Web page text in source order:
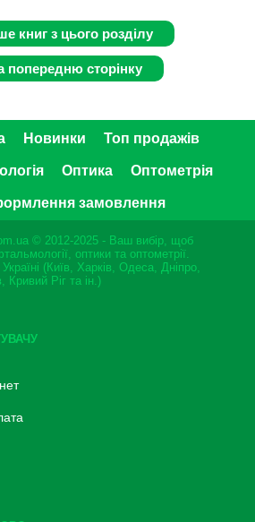
Новинки Топ продажів
Оптика Оптометрія
замовлення
© 2012-2025 - Ваш вибір, щоб
оптики та оптометрії.
(Київ, Харків, Одеса, Дніпро,
Кривий Ріг та ін.)